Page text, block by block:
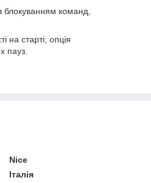
блокуванням команд,
на старті; опція
пауз.
Nice
Італія